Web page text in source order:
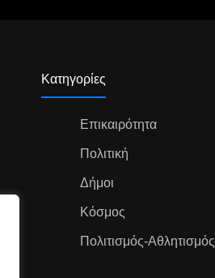
Κατηγορίες
Επικαιρότητα
Πολιτική
Δήμοι
Κόσμος
Πολιτισμός-Αθλητισμός